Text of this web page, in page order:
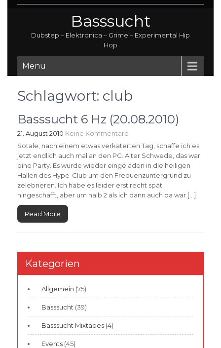
Basssucht
Dubstep – Elektronica – Grime – Experimental Hip
Hop
Menu
Schlagwort: club
Basssucht 6 Hz (20.08.2010)
21. August 2010 Keine Kommentare
Sotale, nach einem etwas verkaterten Tag, schaffe ich es
jetzt endlich auch mal an den PC. Alter Schwede, das war
eine Party. Es wurde wieder eingeladen in die heiligen
Hallen des Hype-Club um den Frequenzuntergrund zu
zelebrieren. Ich habe es leider erst recht spät
hingeschafft, aber um halb 2 als ich dann auch da war […]
Read More
Kategorien
Allgemein (75)
Basssucht (39)
Basssucht Mixtapes (4)
Events (45)